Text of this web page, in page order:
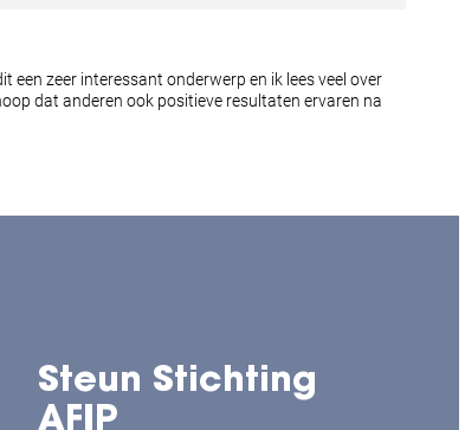
zeer interessant onderwerp en ik lees veel over
dat anderen ook positieve resultaten ervaren na
Steun Stichting
AFIP